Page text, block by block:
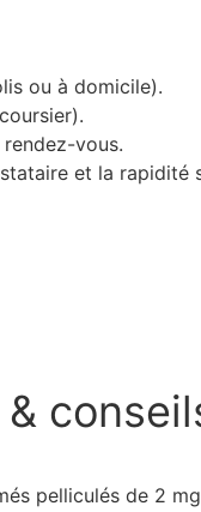
ou à domicile).
vous.
et la
pelliculés de 2